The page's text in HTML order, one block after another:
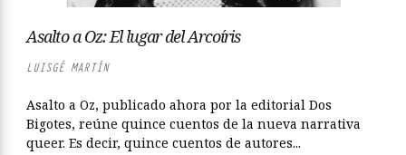
Asalto a Oz: El lugar del Arcoíris
LUISGÉ MARTÍN
Asalto a Oz, publicado ahora por la editorial Dos
Bigotes, reúne quince cuentos de la nueva narrativa
queer. Es decir, quince cuentos de autores...